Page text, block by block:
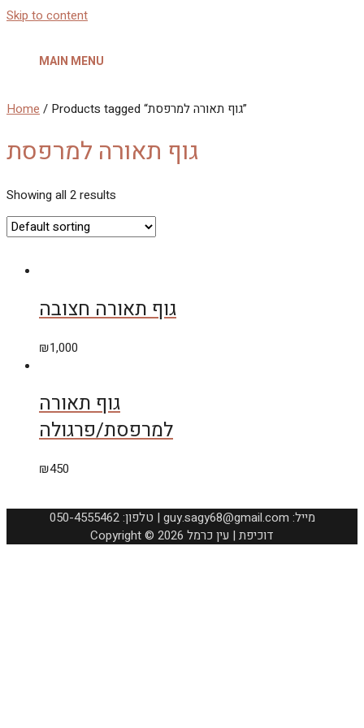
Skip to content
MAIN MENU
Home / Products tagged “גוף תאורה למרפסת”
גוף תאורה למרפסת
Showing all 2 results
גוף תאורה חצובה
₪1,000
גוף תאורה
למרפסת/פרגולה
₪450
050-4555462 :טלפון | guy.sagy68@gmail.com :מייל
Copyright © 2026 דוכיפת | עין כרמל